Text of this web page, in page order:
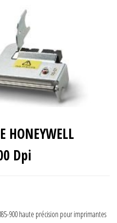
HONEYWELL
Dpi
900 haute précision pour imprimantes